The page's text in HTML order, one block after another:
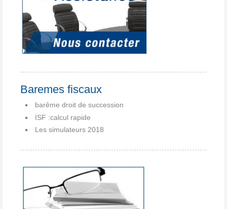
Baremes fiscaux
barême droit de succession
ISF :calcul rapide
Les simulateurs 2018